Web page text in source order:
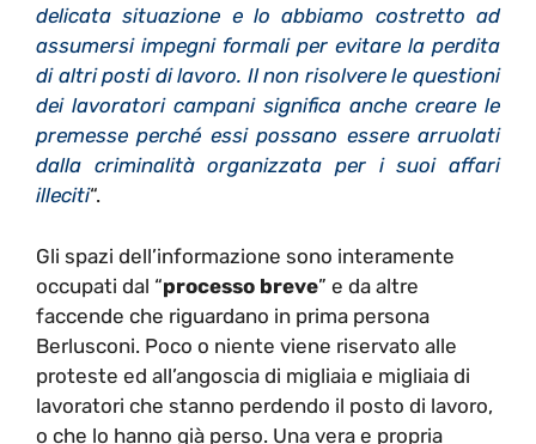
delicata situazione e lo abbiamo costretto ad
assumersi impegni formali per evitare la perdita
di altri posti di lavoro. Il non risolvere le questioni
dei lavoratori campani significa anche creare le
premesse perché essi possano essere arruolati
dalla criminalità organizzata per i suoi affari
illeciti“.
Gli spazi dell’informazione sono interamente
occupati dal “processo breve” e da altre
faccende che riguardano in prima persona
Berlusconi. Poco o niente viene riservato alle
proteste ed all’angoscia di migliaia e migliaia di
lavoratori che stanno perdendo il posto di lavoro,
o che lo hanno già perso. Una vera e propria